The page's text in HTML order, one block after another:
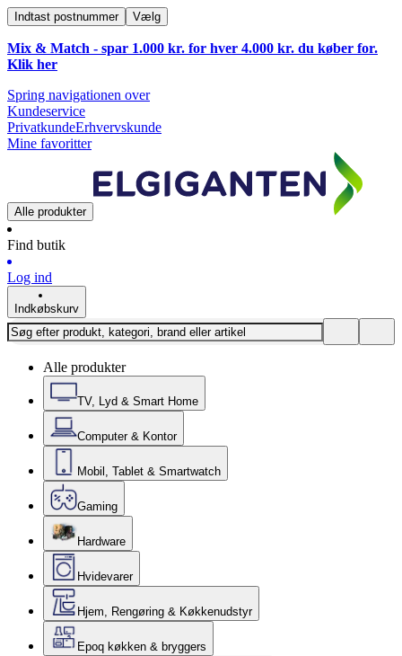
Indtast postnummer Vælg
Mix & Match - spar 1.000 kr. for hver 4.000 kr. du køber for.
Klik her
Spring navigationen over
Kundeservice
PrivatkundeErhvervskunde
Mine favoritter
Alle produkter
Find butik
Log ind
Indkøbskurv
Alle produkter
TV, Lyd & Smart Home
Computer & Kontor
Mobil, Tablet & Smartwatch
Gaming
Hardware
Hvidevarer
Hjem, Rengøring & Køkkenudstyr
Epoq køkken & bryggers